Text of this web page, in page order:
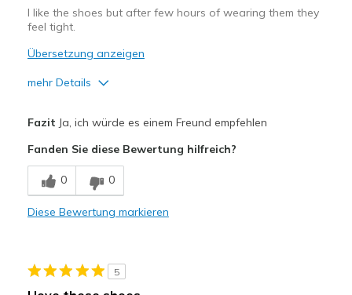
I like the shoes but after few hours of wearing them they
feel tight.
Übersetzung anzeigen
mehr Details
Breathe Well
Stylish
Fazit Ja, ich würde es einem Freund empfehlen
Fanden Sie diese Bewertung hilfreich?
0 0
Diese Bewertung markieren
5